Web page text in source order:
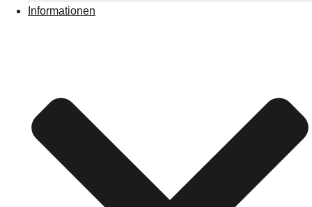
Informationen